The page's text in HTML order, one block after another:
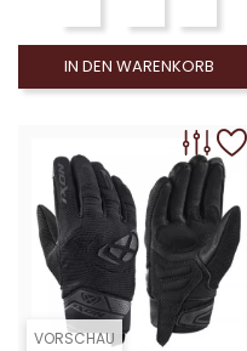
IN DEN WARENKORB
VORSCHAU